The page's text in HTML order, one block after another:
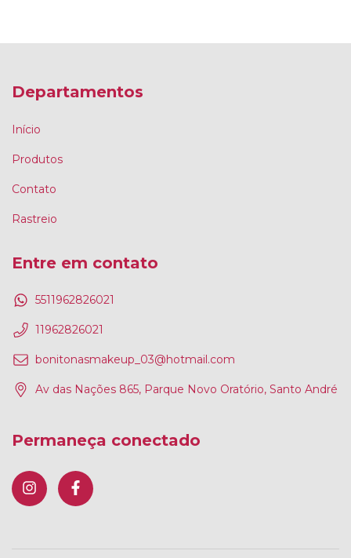
Departamentos
Início
Produtos
Contato
Rastreio
Entre em contato
5511962826021
11962826021
bonitonasmakeup_03@hotmail.com
Av das Nações 865, Parque Novo Oratório, Santo André
Permaneça conectado